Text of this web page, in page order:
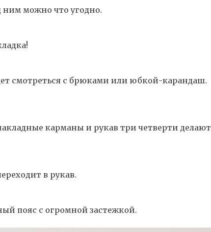
можно что угодно.
смотреться с брюками или юбкой-карандаш.
карманы и рукав три четверти делают
в рукав.
пояс с огромной застежкой.